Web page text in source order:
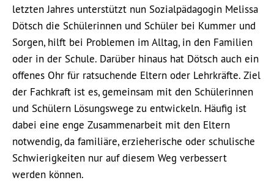
letzten Jahres unterstützt nun Sozialpädagogin Melissa
Dötsch die Schülerinnen und Schüler bei Kummer und
Sorgen, hilft bei Problemen im Alltag, in den Familien
oder in der Schule. Darüber hinaus hat Dötsch auch ein
offenes Ohr für ratsuchende Eltern oder Lehrkräfte. Ziel
der Fachkraft ist es, gemeinsam mit den Schülerinnen
und Schülern Lösungswege zu entwickeln. Häufig ist
dabei eine enge Zusammenarbeit mit den Eltern
notwendig, da familiäre, erzieherische oder schulische
Schwierigkeiten nur auf diesem Weg verbessert
werden können.